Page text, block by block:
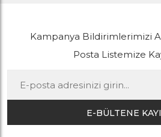
Kampanya Bildirimlerimizi
Posta Listemize
E-BÜLTENE